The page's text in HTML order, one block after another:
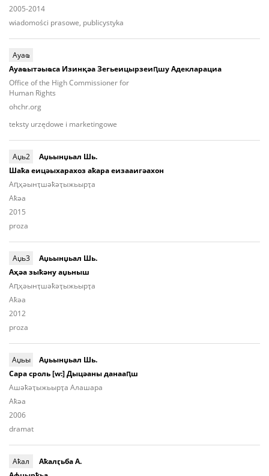
2005-2014
wiadomości prasowe, publicystyka
Ауаҩ
Ауаҩытәыҩса Изинқәа Зегьеицырзеиԥшу Адекларациа
Office of the High Commissioner for
Human Rights
ohchr.org
teksty urzędowe i marketingowe
Аџь2
Аџьынџьал Шь.
Шаҟа еицәыхарахоз аҟара еизааигәахон
Aԥ­ҳәынҭ­шәҟәҭы­жьыр­ҭа
Aҟәа
2015
proza
Аџь3
Аџьынџьал Шь.
Аҳәа зыҟәну аџьныш
Aԥ­ҳәынҭ­шәҟәҭы­жьыр­ҭа
Aҟәа
2012
proza
Аџьы
Аџьынџьал Шь.
Сара сроль [w:] Дыцәаны данааԥш
Ашә­ҟәҭы­жьыр­ҭа Алашара
Aҟәа
2006
dramat
Аҟал
Аҟалӷьба А.